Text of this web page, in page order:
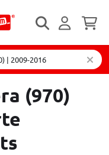
| 2009-2016
(970)